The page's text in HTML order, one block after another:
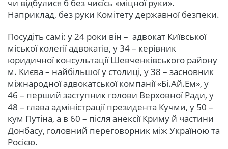
чи відбулися б без чиєїсь «міцної руки».
Наприклад, без руки Комітету державної безпеки.
Посудіть самі: у 24 роки він – адвокат Київської
міської колегії адвокатів, у 34 – керівник
юридичної консультації Шевченківського району
м. Києва – найбільшої у столиці, у 38 – засновник
міжнародної адвокатської компанії «Бі.Ай.Ем», у
46 – перший заступник голови Верховної Ради, у
48 – глава адміністрації президента Кучми, у 50 –
кум Путіна, а в 60 – після анексії Криму й частини
Донбасу, головний переговорник між Україною та
Росією.